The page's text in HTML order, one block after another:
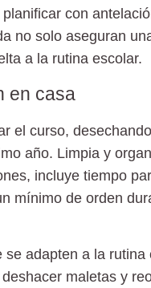
planificar con
no solo aseguran
a la rutina escolar.
en casa
el curso,
año. Limpia y
incluye tiempo
mínimo de orden
adapten a la
maletas y